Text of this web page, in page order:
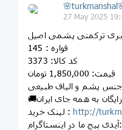
27 May 2025
ترکمنی پشمی اصیل
قواره : 145
کد کالا: 3373
قیمت: 1,850,000 تومان
جنس پشم و الیاف طبیعی
لینک خرید : http://
آیدی پیج ما در اینستاگرام: